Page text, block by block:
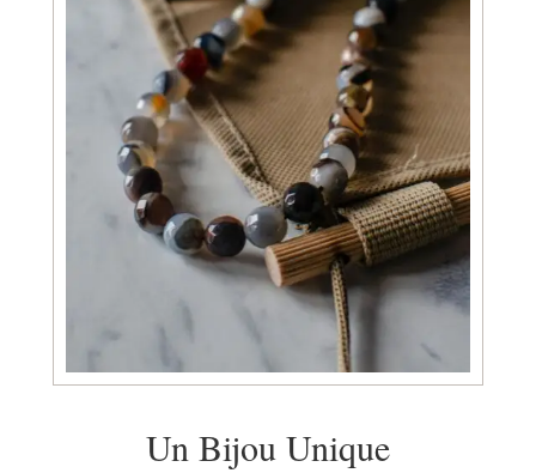
Un Bijou Unique